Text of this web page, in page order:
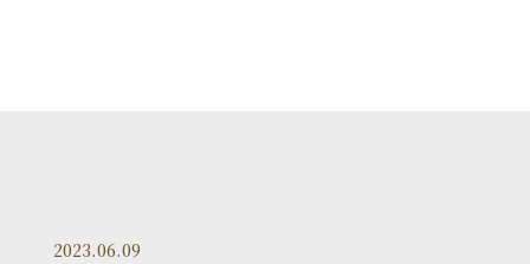
2023.06.09